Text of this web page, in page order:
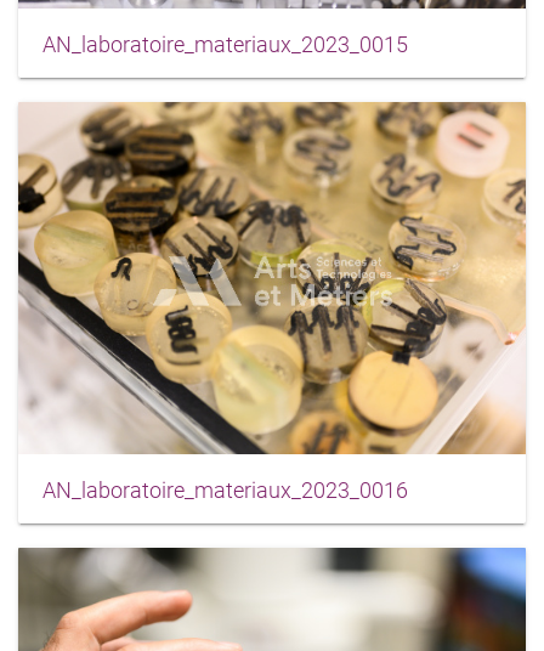
AN_laboratoire_materiaux_2023_0015
AN_laboratoire_materiaux_2023_0016